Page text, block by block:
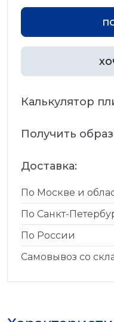
Калькулятор
Получить
Доставка:
По Москве и
По Санкт-
По России
Самовывоз со